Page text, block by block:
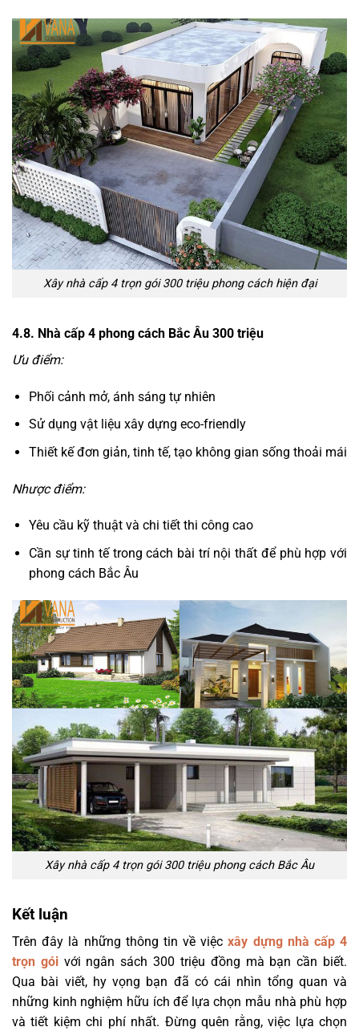
Xây nhà cấp 4 trọn gói 300 triệu phong cách hiện đại
4.8. Nhà cấp 4 phong cách Bắc Âu 300 triệu
Ưu điểm:
Phối cảnh mở, ánh sáng tự nhiên
Sử dụng vật liệu xây dựng eco-friendly
Thiết kế đơn giản, tinh tế, tạo không gian sống thoải mái
Nhược điểm:
Yêu cầu kỹ thuật và chi tiết thi công cao
Cần sự tinh tế trong cách bài trí nội thất để phù hợp với
phong cách Bắc Âu
Xây nhà cấp 4 trọn gói 300 triệu phong cách Bắc Âu
Kết luận
Trên đây là những thông tin về việcxây dựng nhà cấp 4
trọn gói với ngân sách 300 triệu đồng mà bạn cần biết.
Qua bài viết, hy vọng bạn đã có cái nhìn tổng quan và
những kinh nghiệm hữu ích để lựa chọn mẫu nhà phù hợp
và tiết kiệm chi phí nhất. Đừng quên rằng, việc lựa chọn